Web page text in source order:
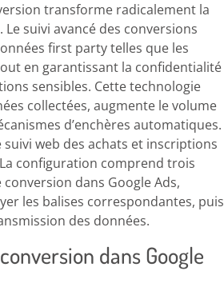
transforme radicalement la
suivi avancé des conversions
first party telles que les
en garantissant la confidentialité
sensibles. Cette technologie
collectées, augmente le volume
d’enchères automatiques.
web des achats et inscriptions
configuration comprend trois
dans Google Ads,
les balises correspondantes, puis
des données.
dans Google